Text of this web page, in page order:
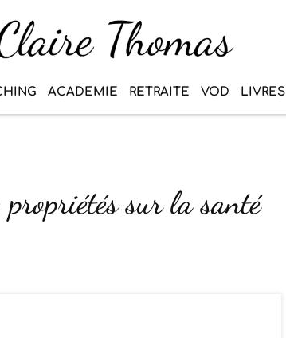
ACADEMIE RETRAITE VOD LIVRES
sur la santé